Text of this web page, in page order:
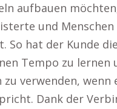
aufbauen
und
So hat der Kunde
Tempo zu lernen
zu verwenden, wenn
Dank der